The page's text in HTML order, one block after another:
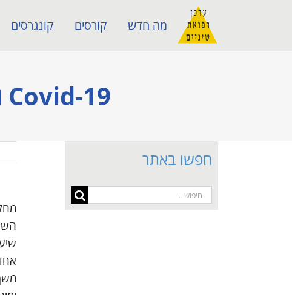
מה חדש קורסים קונגרסים
19-Covid וזיהום -SARS-CoV-2 בפריודונטיה
חפשו באתר
חיפוש...